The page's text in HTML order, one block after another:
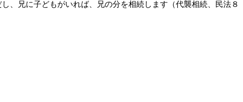
、兄に子どもがいれば、兄の分を相続します（代襲相続、民法８